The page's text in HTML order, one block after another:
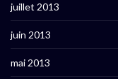
juillet 2013
juin 2013
mai 2013